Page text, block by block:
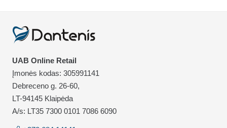
UAB Online Retail
Įmonės kodas: 305991141
Debreceno g. 26-60,
LT-94145 Klaipėda
A/s: LT35 7300 0101 7086 6090